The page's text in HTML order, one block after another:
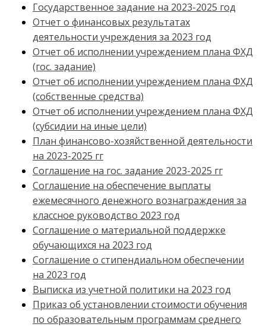
Государственное задание на 2023-2025 год
Отчет о финансовых результатах
деятельности учреждения за 2023 год
Отчет об исполнении учреждением плана ФХД
(гос. задание)
Отчет об исполнении учреждением плана ФХД
(собственные средства)
Отчет об исполнении учреждением плана ФХД
(субсидии на иные цели)
План финансово-хозяйственной деятельности
на 2023-2025 гг
Соглашение на гос. задание 2023-2025 гг
Соглашение на обеспечение выплаты
ежемесячного денежного вознаграждения за
классное руководство 2023 год
Соглашение о материальной поддержке
обучающихся на 2023 год
Соглашение о стипендиальном обеспечении
на 2023 год
Выписка из учетной политики на 2023 год
Приказ об установлении стоимости обучения
по образовательным программам среднего